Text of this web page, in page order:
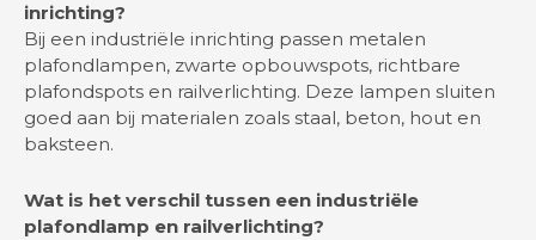
inrichting?
Bij een industriële inrichting passen metalen
plafondlampen, zwarte opbouwspots, richtbare
plafondspots en railverlichting. Deze lampen sluiten
goed aan bij materialen zoals staal, beton, hout en
baksteen.
Wat is het verschil tussen een industriële
plafondlamp en railverlichting?